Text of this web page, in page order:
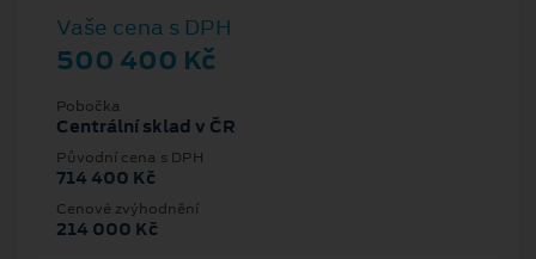
Vaše cena s DPH
500 400 Kč
Pobočka
Centrální sklad v ČR
Původní cena s DPH
714 400 Kč
Cenové zvýhodnění
214 000 Kč